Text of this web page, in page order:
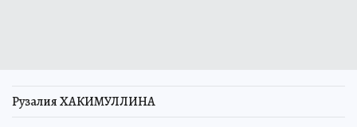
Рузалия ХАКИМУЛЛИНА